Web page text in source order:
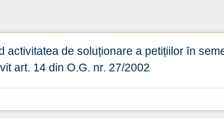
activitatea de soluționare a petițiilor în
art. 14 din O.G. nr. 27/2002